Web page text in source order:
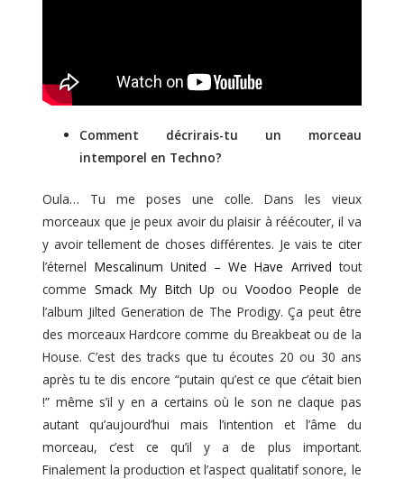
Comment décrirais-tu un morceau
intemporel en Techno?
Oula… Tu me poses une colle. Dans les vieux
morceaux que je peux avoir du plaisir à réécouter, il va
y avoir tellement de choses différentes. Je vais te citer
l’éternel Mescalinum United – We Have Arrived tout
comme Smack My Bitch Up ou Voodoo People de
l’album Jilted Generation de The Prodigy. Ça peut être
des morceaux Hardcore comme du Breakbeat ou de la
House. C’est des tracks que tu écoutes 20 ou 30 ans
après tu te dis encore “putain qu’est ce que c’était bien
!” même s’il y en a certains où le son ne claque pas
autant qu’aujourd’hui mais l’intention et l’âme du
morceau, c’est ce qu’il y a de plus important.
Finalement la production et l’aspect qualitatif sonore, le